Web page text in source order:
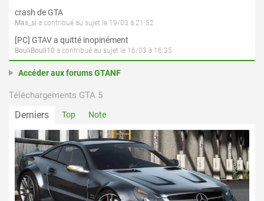
crash de GTA
Mas_si a contribué au sujet le 19/03 à 21:52
[PC] GTAV a quitté inopinément
BouliBouli10 a contribué au sujet le 16/03 à 16:35
Accéder aux forums GTANF
Téléchargements GTA 5
Derniers Top Note